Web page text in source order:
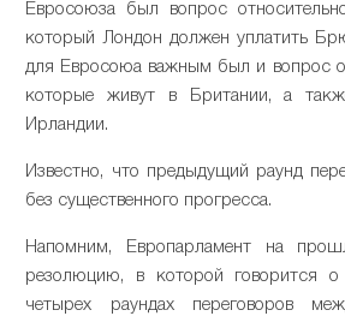
Евросоюза был вопрос
который Лондон должен уплатить
для Евросоюа важным был и вопрос
которые живут в Британии, а
Ирландии.
Известно, что предыдущий раунд
без существенного прогресса.
Напомним, Европарламент на
резолюцию, в которой говорится
четырех раундах переговоров